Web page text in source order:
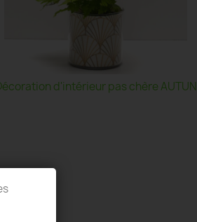
d'intérieur pas chère AUTUN